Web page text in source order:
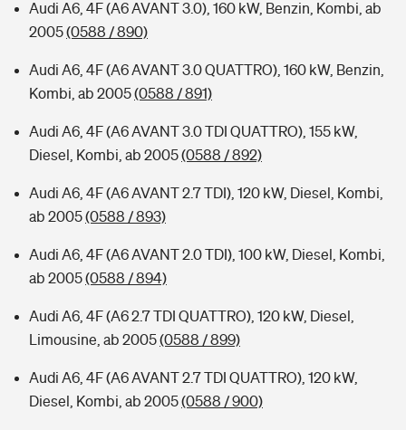
Audi A6, 4F (A6 AVANT 3.0), 160 kW, Benzin, Kombi, ab
2005(0588 / 890)
Audi A6, 4F (A6 AVANT 3.0 QUATTRO), 160 kW, Benzin,
Kombi, ab 2005(0588 / 891)
Audi A6, 4F (A6 AVANT 3.0 TDI QUATTRO), 155 kW,
Diesel, Kombi, ab 2005(0588 / 892)
Audi A6, 4F (A6 AVANT 2.7 TDI), 120 kW, Diesel, Kombi,
ab 2005(0588 / 893)
Audi A6, 4F (A6 AVANT 2.0 TDI), 100 kW, Diesel, Kombi,
ab 2005(0588 / 894)
Audi A6, 4F (A6 2.7 TDI QUATTRO), 120 kW, Diesel,
Limousine, ab 2005(0588 / 899)
Audi A6, 4F (A6 AVANT 2.7 TDI QUATTRO), 120 kW,
Diesel, Kombi, ab 2005(0588 / 900)